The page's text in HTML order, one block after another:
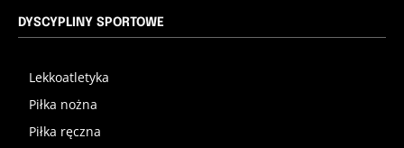
DYSCYPLINY SPORTOWE
Lekkoatletyka
Piłka nożna
Piłka ręczna